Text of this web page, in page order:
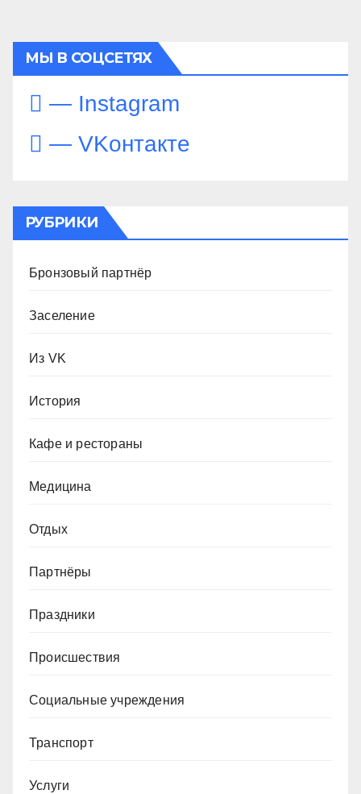
МЫ В СОЦСЕТЯХ
— Instagram
— VKонтакте
РУБРИКИ
Бронзовый партнёр
Заселение
Из VK
История
Кафе и рестораны
Медицина
Отдых
Партнёры
Праздники
Происшествия
Социальные учреждения
Транспорт
Услуги